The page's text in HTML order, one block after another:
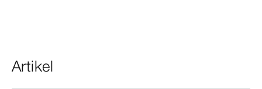
Artikel